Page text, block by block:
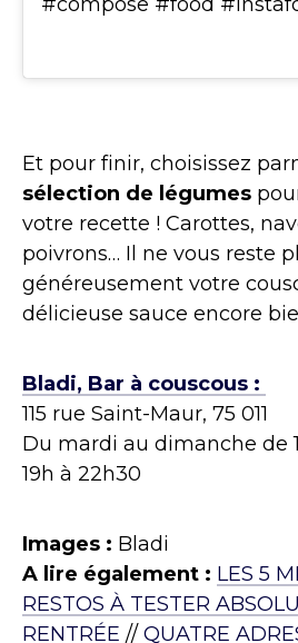
Et pour finir, choisissez
sélection de légumes
votre recette ! Carottes,
poivrons… Il ne vous reste
généreusement votre
délicieuse sauce encore
Bladi, Bar à couscous :
115 rue Saint-Maur, 75 011
Du mardi au dimanche de
19h à 22h30
Images : Bladi
A lire également : LES 5
RESTOS À TESTER
RENTRÉE // QUATRE